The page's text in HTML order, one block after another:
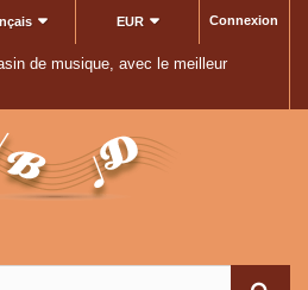
Connexion
EUR
de musique, avec le meilleur